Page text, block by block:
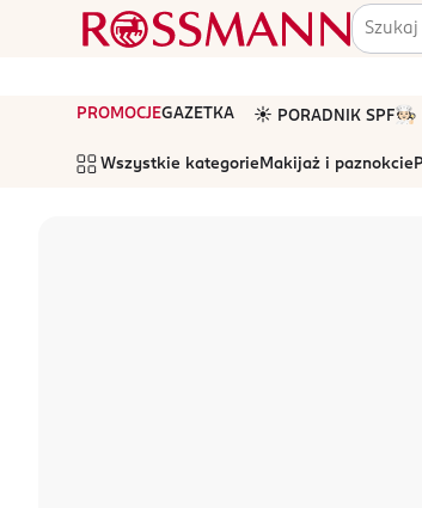
PROMOCJEGAZETKA ☀️ PORADNIK SPF
Wszystkie kategorie Makijaż i paznokcie